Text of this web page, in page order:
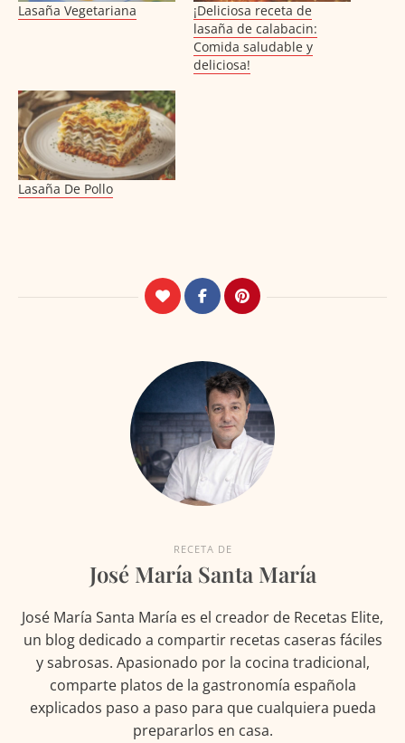
Lasaña Vegetariana
¡Deliciosa receta de
lasaña de calabacin:
Comida saludable y
deliciosa!
Lasaña De Pollo
RECETA DE
José María Santa María
José María Santa María es el creador de Recetas Elite,
un blog dedicado a compartir recetas caseras fáciles
y sabrosas. Apasionado por la cocina tradicional,
comparte platos de la gastronomía española
explicados paso a paso para que cualquiera pueda
prepararlos en casa.